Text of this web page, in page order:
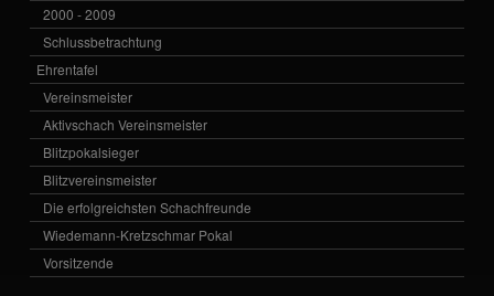
2000 - 2009
Schlussbetrachtung
Ehrentafel
Vereinsmeister
Aktivschach Vereinsmeister
Blitzpokalsieger
Blitzvereinsmeister
Die erfolgreichsten Schachfreunde
Wiedemann-Kretzschmar Pokal
Vorsitzende